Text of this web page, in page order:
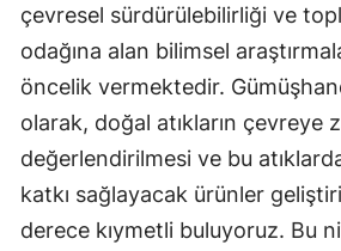
Sivas
Tokat
çevresel sürdürülebilirliği ve
odağına alan bilimsel
öncelik vermektedir.
olarak, doğal atıkların çevreye
değerlendirilmesi ve bu
katkı sağlayacak ürünler
derece kıymetli buluyoruz. Bu